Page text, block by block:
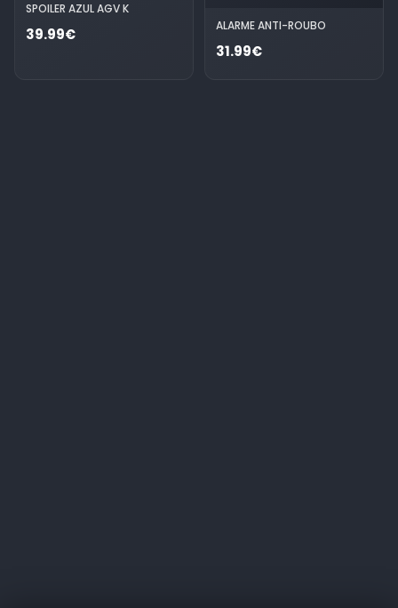
SPOILER AZUL AGV K
39.99€ ALARME ANTI-ROUBO
31.99€